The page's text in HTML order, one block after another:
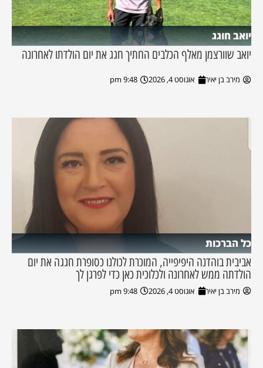
יואב חוגג
יואב שוורצמן מאלף הכלבים החתיך חגג את יום הולדתו לאחרונה
מירב בן יאיר אוגוסט 4, 2026 9:48 pm
כל הברכות
אביבית בוהדנה היפיפייה, המוכרת לכולנו כסופרת חגגה את יום
הולדתה ממש לאחרונה ולכלוכית כאן כדי לפרגן לך
מירב בן יאיר אוגוסט 4, 2026 9:48 pm